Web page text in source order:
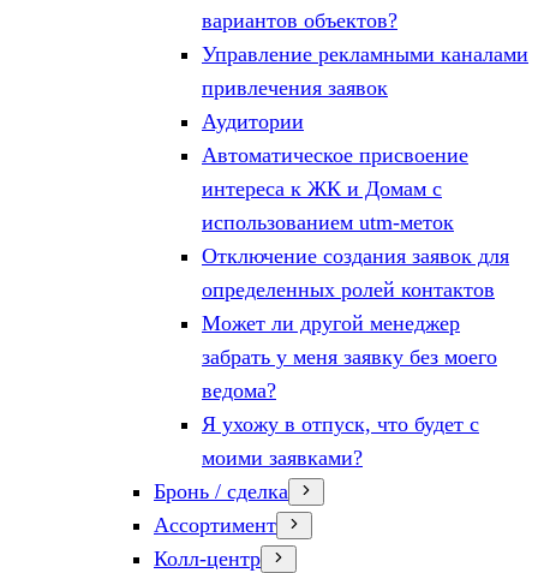
вариантов объектов?
Управление рекламными каналами
привлечения заявок
Аудитории
Автоматическое присвоение
интереса к ЖК и Домам с
использованием utm-меток
Отключение создания заявок для
определенных ролей контактов
Может ли другой менеджер
забрать у меня заявку без моего
ведома?
Я ухожу в отпуск, что будет с
моими заявками?
Бронь / сделка
Ассортимент
Колл-центр